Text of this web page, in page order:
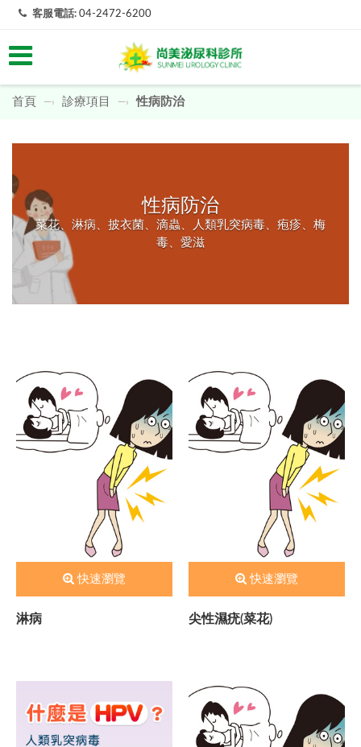
客服電話: 04-2472-6200
首頁 —› 診療項目 —› 性病防治
性病防治
菜花、淋病、披衣菌、滴蟲、人類乳突病毒、疱疹、梅
毒、愛滋
快速瀏覽
淋病
快速瀏覽
尖性濕疣(菜花)